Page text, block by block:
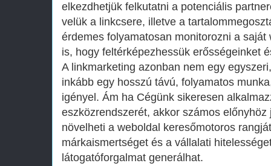
elkezdhetjük felkutatni a potenciális
velük a linkcsere, illetve a
érdemes folyamatosan monitorozni a
is, hogy feltérképezhessük erősségeinket
A linkmarketing azonban nem egy
inkább egy hosszú távú, folyamatos
igényel. Ám ha Cégünk sikeresen
eszközrendszerét, akkor számos
növelheti a weboldal keresőmotoros
márkaismertséget és a vállalati
látogatóforgalmat generálhat.